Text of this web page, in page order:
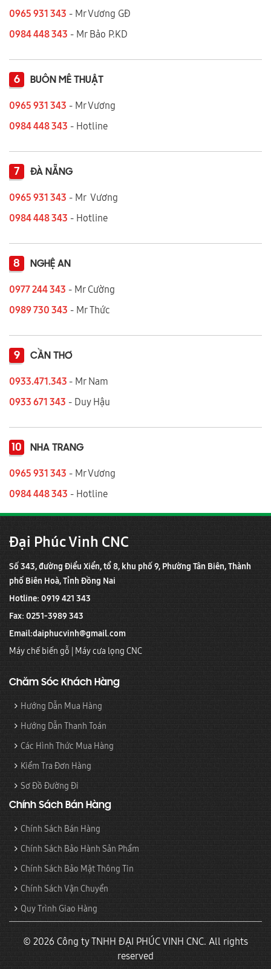
0965 931 343 - Mr Vương GĐ
0984 448 343 - Mr Bảo P.KD
6 BUÔN MÊ THUẬT
0965 931 343 - Mr Vương
0984 448 343 - Hotline
7 ĐÀ NẴNG
0965 931 343 - Mr Vương
0984 448 343 - Hotline
8 NGHỆ AN
0977 244 343 - Mr Cường
0989 730 343 - Mr Thức
9 CẦN THƠ
0933.471.343 - Mr Nam
0933 671 343 - Duy Hậu
10 NHA TRANG
0965 931 343 - Mr Vương
0984 448 343 - Hotline
Đại Phúc Vinh CNC
Số 343, đường Điểu Xiển, tổ 8, khu phố 9, Phường Tân Biên, Thành
phố Biên Hoà, Tỉnh Đồng Nai
Hotline: 0919 421 343
Fax: 0251-3989 343
Email:daiphucvinh@gmail.com
Máy chế biến gỗ | Máy cưa lọng CNC
Chăm Sóc Khách Hàng
Hướng Dẫn Mua Hàng
Hướng Dẫn Thanh Toán
Các Hình Thức Mua Hàng
Kiểm Tra Đơn Hàng
Sơ Đồ Đường Đi
Chính Sách Bán Hàng
Chính Sách Bán Hàng
Chính Sách Bảo Hành Sản Phẩm
Chính Sách Bảo Mật Thông Tin
Chính Sách Vận Chuyển
Quy Trình Giao Hàng
© 2026 Công ty TNHH ĐẠI PHÚC VINH CNC. All rights
reserved